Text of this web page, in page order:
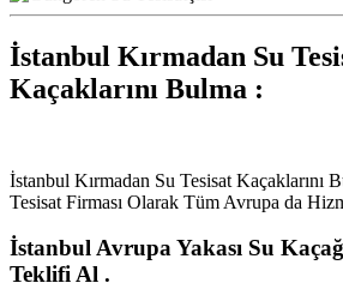
İstanbul Kırmadan Su
Kaçaklarını Bulma :
İstanbul Kırmadan Su Tesisat Kaçaklarını
Tesisat Firması Olarak Tüm Avrupa da
İstanbul Avrupa Yakası Su
Teklifi Al .